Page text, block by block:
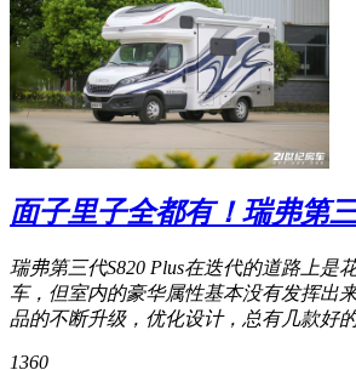
面子里子全都有！瑞弗第
瑞弗第三代S820 Plus在迭代的道路上
车，但室内的豪华属性基本没有发挥出
品的不断升级，优化设计，总有几款好
1360